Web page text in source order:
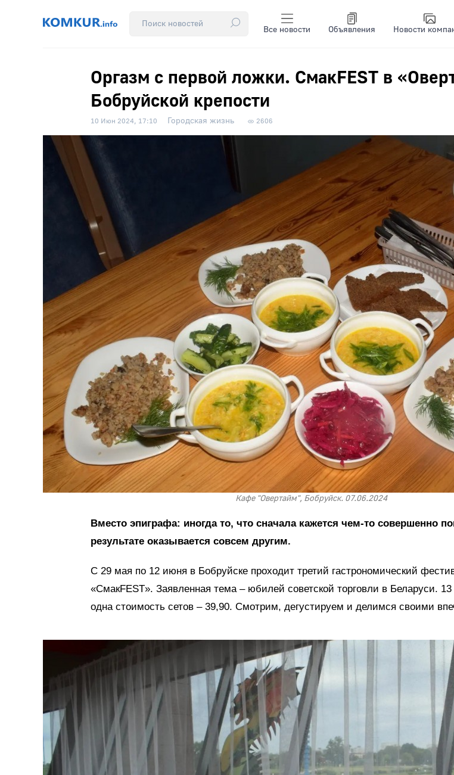
Все новости Объявления Новости
Оргазм с первой ложки. СмакFEST в
Бобруйской крепости
10 Июн 2024, 17:10 Городская жизнь 2606
Кафе "Овертайм", Бобруйск. 07.06.2024
Вместо эпиграфа: иногда то, что сначала кажется чем-то совершенно
результате оказывается совсем другим.
С 29 мая по 12 июня в Бобруйске проходит третий гастрономический
«СмакFEST». Заявленная тема – юбилей советской торговли в Беларуси. 13
одна стоимость сетов – 39,90. Смотрим, дегустируем и делимся своими